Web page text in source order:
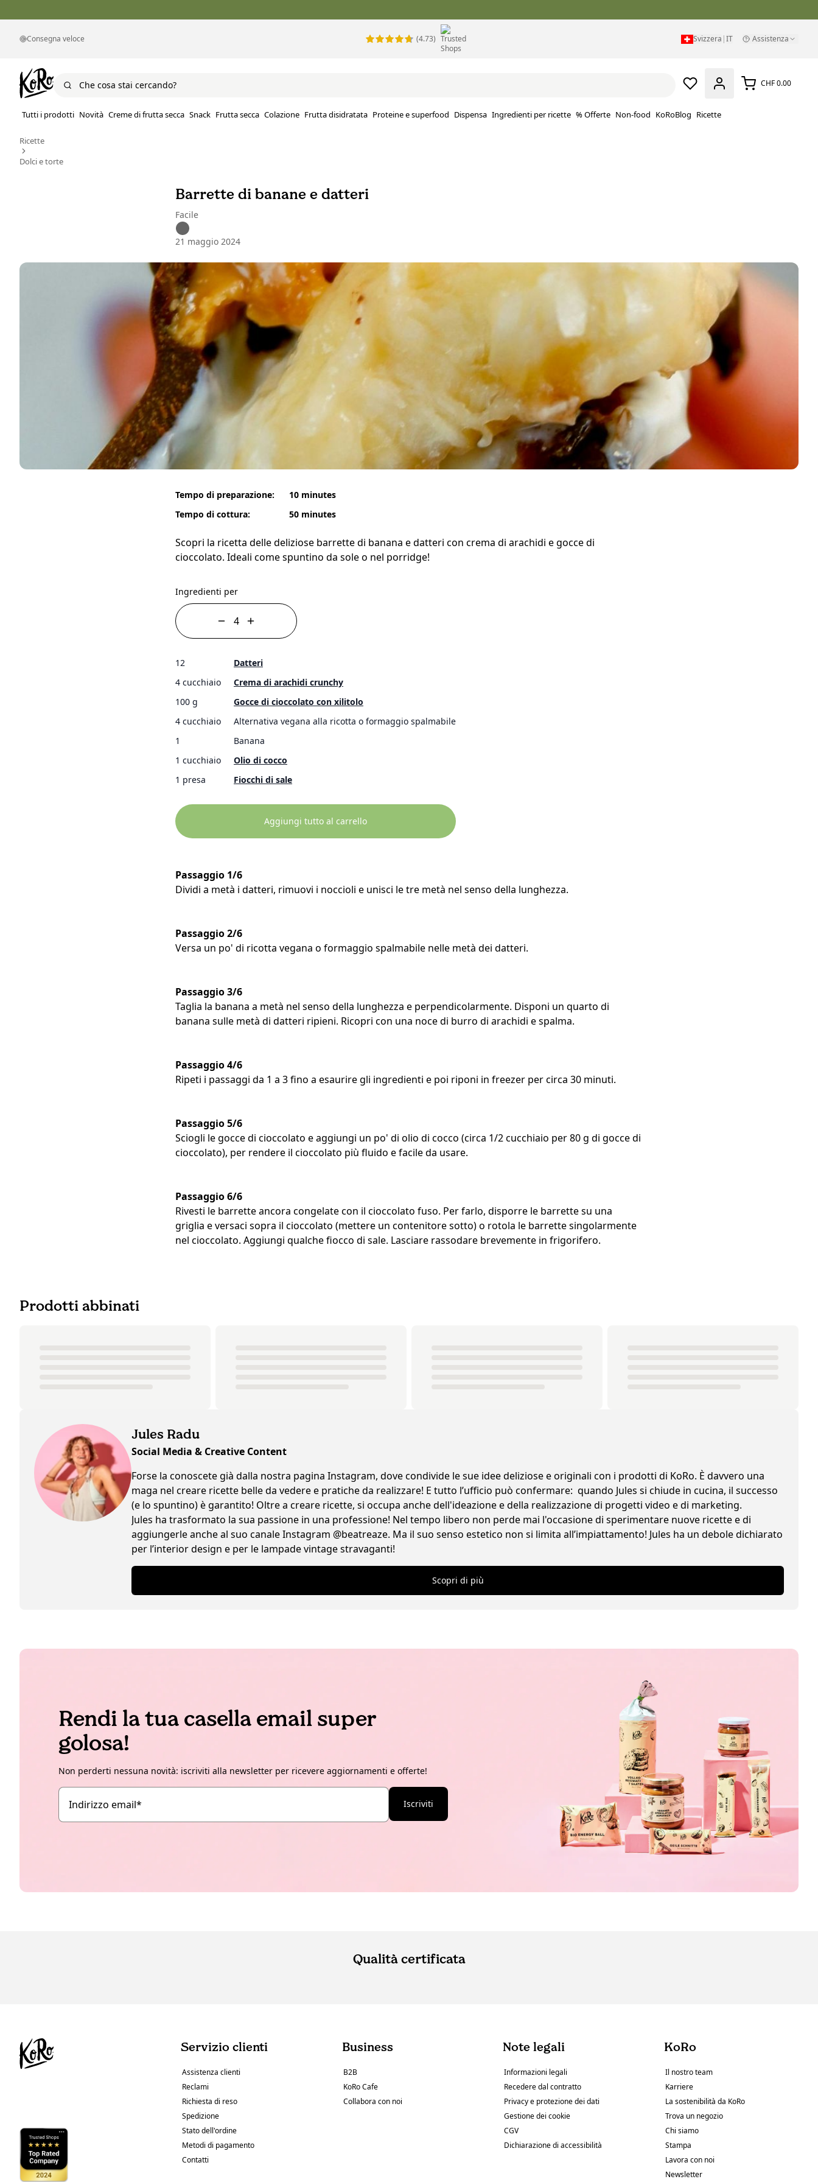
Consegna veloce (4.73) Svizzera |IT Assistenza
CHF 0.00
Tutti i prodotti Novità Creme di frutta secca Snack Frutta secca Colazione Frutta disidratata Proteine e superfood Dispensa Ingredienti per ricette % Offerte Non-food KoRoBlog Ricette
Ricette
Dolci e torte
Barrette di banane e datteri
Facile
21 maggio 2024
Tempo di preparazione:
Tempo di cottura:
10 minutes
50 minutes
Scopri la ricetta delle deliziose barrette di banana e datteri con crema di arachidi e gocce di
cioccolato. Ideali come spuntino da sole o nel porridge!
Ingredienti per
12
Datteri
4 cucchiaio
Crema di arachidi crunchy
100 g
Gocce di cioccolato con xilitolo
4 cucchiaio
Alternativa vegana alla ricotta o formaggio spalmabile
1
Banana
1 cucchiaio
Olio di cocco
1 presa
Fiocchi di sale
Aggiungi tutto al carrello
Passaggio 1/6
Dividi a metà i datteri, rimuovi i noccioli e unisci le tre metà nel senso della lunghezza.
Passaggio 2/6
Versa un po' di ricotta vegana o formaggio spalmabile nelle metà dei datteri.
Passaggio 3/6
Taglia la banana a metà nel senso della lunghezza e perpendicolarmente. Disponi un quarto di
banana sulle metà di datteri ripieni. Ricopri con una noce di burro di arachidi e spalma.
Passaggio 4/6
Ripeti i passaggi da 1 a 3 fino a esaurire gli ingredienti e poi riponi in freezer per circa 30 minuti.
Passaggio 5/6
Sciogli le gocce di cioccolato e aggiungi un po' di olio di cocco (circa 1/2 cucchiaio per 80 g di gocce di
cioccolato), per rendere il cioccolato più fluido e facile da usare.
Passaggio 6/6
Rivesti le barrette ancora congelate con il cioccolato fuso. Per farlo, disporre le barrette su una
griglia e versaci sopra il cioccolato (mettere un contenitore sotto) o rotola le barrette singolarmente
nel cioccolato. Aggiungi qualche fiocco di sale. Lasciare rassodare brevemente in frigorifero.
Prodotti abbinati
Jules Radu
Social Media & Creative Content
Forse la conoscete già dalla nostra pagina Instagram, dove condivide le sue idee deliziose e originali con i prodotti di KoRo. È davvero una
maga nel creare ricette belle da vedere e pratiche da realizzare! E tutto l’ufficio può confermare: quando Jules si chiude in cucina, il successo
(e lo spuntino) è garantito! Oltre a creare ricette, si occupa anche dell'ideazione e della realizzazione di progetti video e di marketing.
Jules ha trasformato la sua passione in una professione! Nel tempo libero non perde mai l'occasione di sperimentare nuove ricette e di
aggiungerle anche al suo canale Instagram @beatreaze. Ma il suo senso estetico non si limita all’impiattamento! Jules ha un debole dichiarato
per l’interior design e per le lampade vintage stravaganti!
Scopri di più
Rendi la tua casella email super
golosa!
Non perderti nessuna novità: iscriviti alla newsletter per ricevere aggiornamenti e offerte!
Indirizzo email* Iscriviti
Qualità certificata
Servizio clienti
Assistenza clienti
Reclami
Richiesta di reso
Spedizione
Stato dell'ordine
Metodi di pagamento
Contatti
Business
B2B
KoRo Cafe
Collabora con noi
Note legali
Informazioni legali
Recedere dal contratto
Privacy e protezione dei dati
Gestione dei cookie
CGV
Dichiarazione di accessibilità
KoRo
Il nostro team
Karriere
La sostenibilità da KoRo
Trova un negozio
Chi siamo
Stampa
Lavora con noi
Newsletter